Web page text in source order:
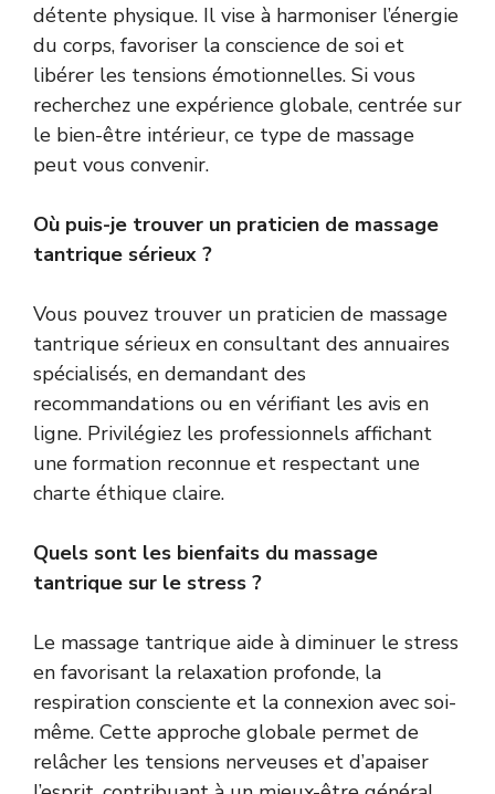
détente physique. Il vise à harmoniser l’énergie
du corps, favoriser la conscience de soi et
libérer les tensions émotionnelles. Si vous
recherchez une expérience globale, centrée sur
le bien-être intérieur, ce type de massage
peut vous convenir.
Où puis-je trouver un praticien de massage
tantrique sérieux ?
Vous pouvez trouver un praticien de massage
tantrique sérieux en consultant des annuaires
spécialisés, en demandant des
recommandations ou en vérifiant les avis en
ligne. Privilégiez les professionnels affichant
une formation reconnue et respectant une
charte éthique claire.
Quels sont les bienfaits du massage
tantrique sur le stress ?
Le massage tantrique aide à diminuer le stress
en favorisant la relaxation profonde, la
respiration consciente et la connexion avec soi-
même. Cette approche globale permet de
relâcher les tensions nerveuses et d’apaiser